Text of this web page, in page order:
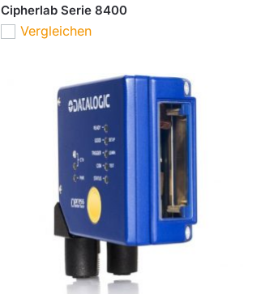
Cipherlab Serie 8400
Vergleichen